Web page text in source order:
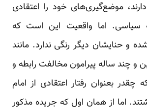
موضع‌گیری‌های خود را اعتقادی
سیاسی. اما واقعیت این است که
و حنایشان دیگر رنگی ندارد. مانند
و چند ساله پیرامون مخالفت رابطه و
چقدر بعنوان رفتار اعتقادی از امام
اما از همان اول که جریده مذکور